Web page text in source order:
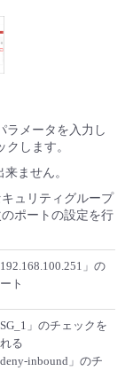
ラメータを入力し
します。
ません。
ュリティグループ
ポートの設定を行
192.168.100.251」の
ト
SG_1」のチェックを
る
deny-inbound」のチ